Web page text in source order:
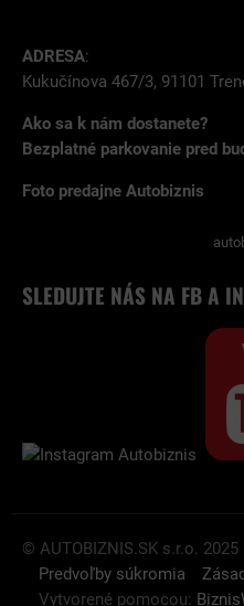
ADRESA:
Kukučínova 467/3, 91101
Ako sa k nám dostanete?
Bezplatné parkovanie pred
Foto predajne Autobiznis
SLEDUJTE NÁS NA FB A
© AUTOBIZNIS.SK s.r.o. 2025
Predvoľby súkromia
Vytvorené pomocou: